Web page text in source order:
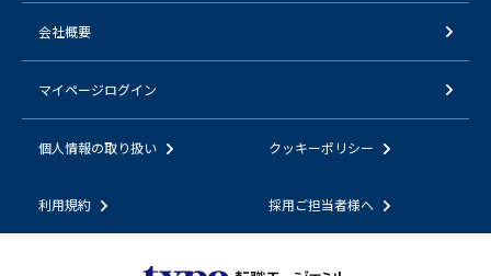
会社概要
マイページログイン
個人情報の取り扱い クッキーポリシー
利用規約 採用ご担当者様へ